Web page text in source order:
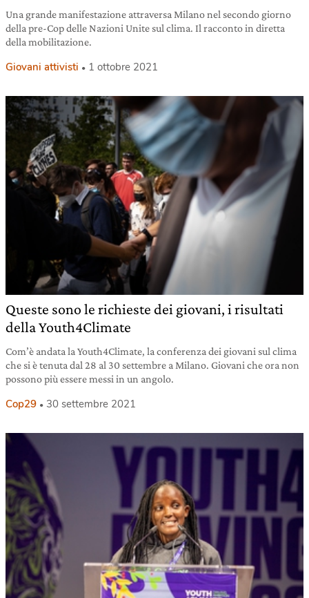
Una grande manifestazione attraversa Milano nel secondo giorno
della pre-Cop delle Nazioni Unite sul clima. Il racconto in diretta
della mobilitazione.
Giovani attivisti 1 ottobre 2021
Queste sono le richieste dei giovani, i risultati
della Youth4Climate
Com’è andata la Youth4Climate, la conferenza dei giovani sul clima
che si è tenuta dal 28 al 30 settembre a Milano. Giovani che ora non
possono più essere messi in un angolo.
Cop29 30 settembre 2021